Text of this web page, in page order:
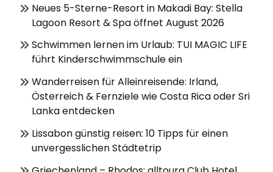
Neues 5-Sterne-Resort in Makadi Bay: Stella
Lagoon Resort & Spa öffnet August 2026
Schwimmen lernen im Urlaub: TUI MAGIC LIFE
führt Kinderschwimmschule ein
Wanderreisen für Alleinreisende: Irland,
Österreich & Fernziele wie Costa Rica oder Sri
Lanka entdecken
Lissabon günstig reisen: 10 Tipps für einen
unvergesslichen Städtetrip